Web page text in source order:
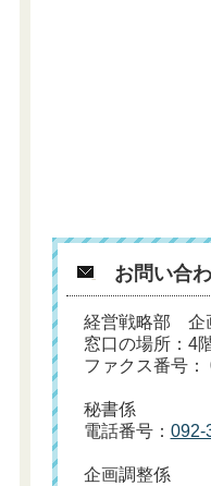
お問い合
経営戦略部 企
窓口の場所：4
ファクス番号
秘書係
電話番号： 092-
企画調整係